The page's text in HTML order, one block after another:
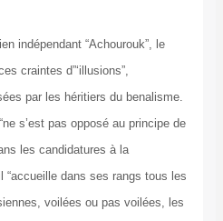
indépendant “Achourouk”, le
craintes d”‘illusions”,
par les héritiers du benalisme.
s’est pas opposé au principe de
les candidatures à la
“accueille dans ses rangs tous les
voilées ou pas voilées, les